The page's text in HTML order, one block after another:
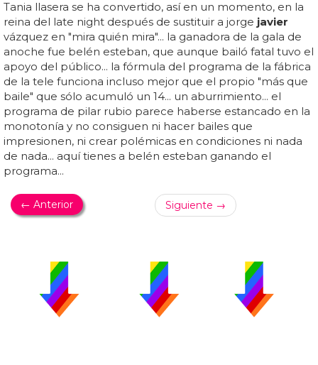
Tania llasera se ha convertido, así en un momento, en la
reina del late night después de sustituir a jorge javier
vázquez en "mira quién mira"... la ganadora de la gala de
anoche fue belén esteban, que aunque bailó fatal tuvo el
apoyo del público... la fórmula del programa de la fábrica
de la tele funciona incluso mejor que el propio "más que
baile" que sólo acumuló un 14... un aburrimiento... el
programa de pilar rubio parece haberse estancado en la
monotonía y no consiguen ni hacer bailes que
impresionen, ni crear polémicas en condiciones ni nada
de nada... aquí tienes a belén esteban ganando el
programa...
← Anterior Siguiente →